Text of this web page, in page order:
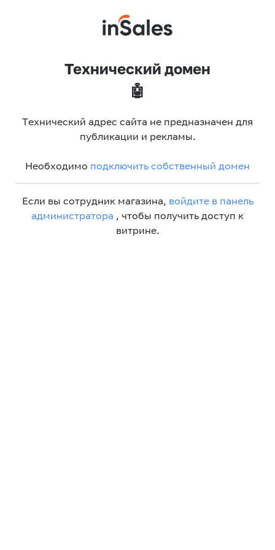
Технический домен
🤖
Технический адрес сайта не предназначен для
публикации и рекламы.
Необходимо подключить собственный домен
Если вы сотрудник магазина, войдите в панель
администратора , чтобы получить доступ к
витрине.